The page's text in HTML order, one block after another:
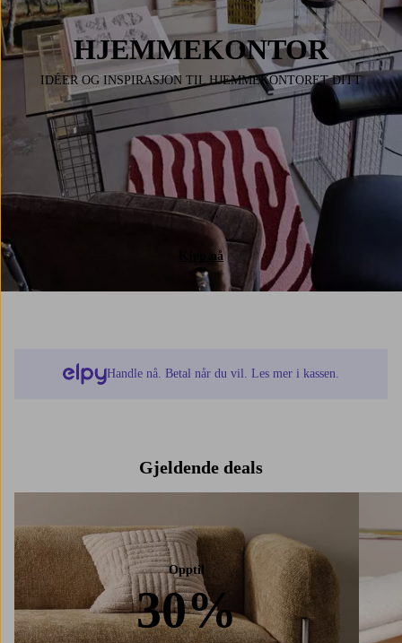
HJEMMEKONTOR
IDÉER OG INSPIRASJON TIL HJEMMEKONTORET DITT
Kjøp nå
Handle nå. Betal når du vil. Les mer i kassen.
Gjeldende deals
Opptil
30%